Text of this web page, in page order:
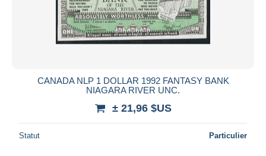
CANADA NLP 1 DOLLAR 1992 FANTASY BANK
NIAGARA RIVER UNC.
± 21,96 $US
Statut Particulier